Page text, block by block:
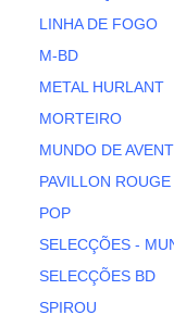
LINHA DE FOGO
M-BD
METAL HURLANT
MORTEIRO
MUNDO DE
PAVILLON ROUGE
POP
SELECÇÕES -
SELECÇÕES BD
SPIROU